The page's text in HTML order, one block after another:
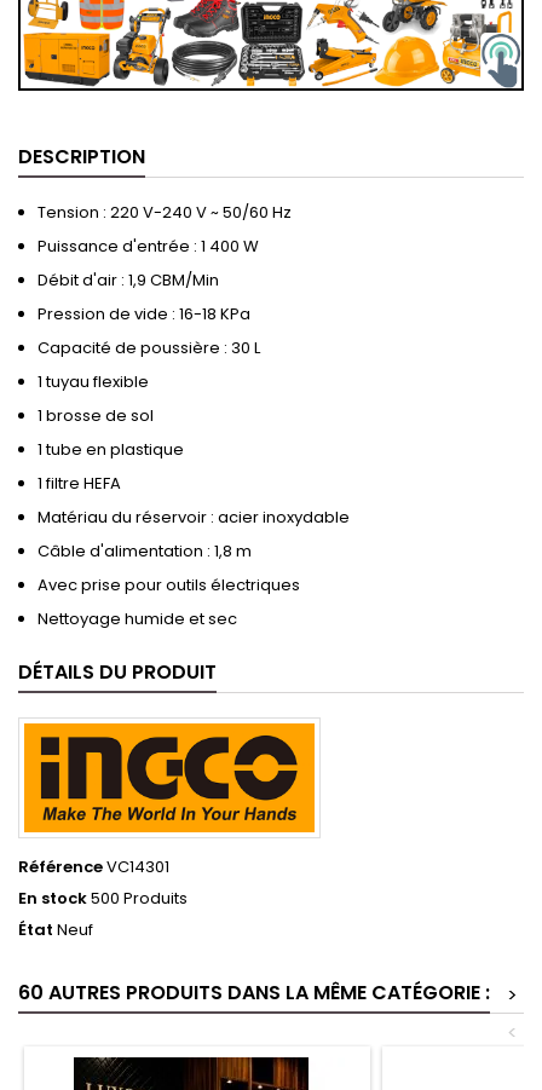
DESCRIPTION
Tension : 220 V-240 V ~ 50/60 Hz
Puissance d'entrée : 1 400 W
Débit d'air : 1,9 CBM/Min
Pression de vide : 16-18 KPa
Capacité de poussière : 30 L
1 tuyau flexible
1 brosse de sol
1 tube en plastique
1 filtre HEFA
Matériau du réservoir : acier inoxydable
Câble d'alimentation : 1,8 m
Avec prise pour outils électriques
Nettoyage humide et sec
DÉTAILS DU PRODUIT
RéférenceVC14301
En stock500 Produits
État Neuf
60 AUTRES PRODUITS DANS LA MÊME CATÉGORIE :
>
<